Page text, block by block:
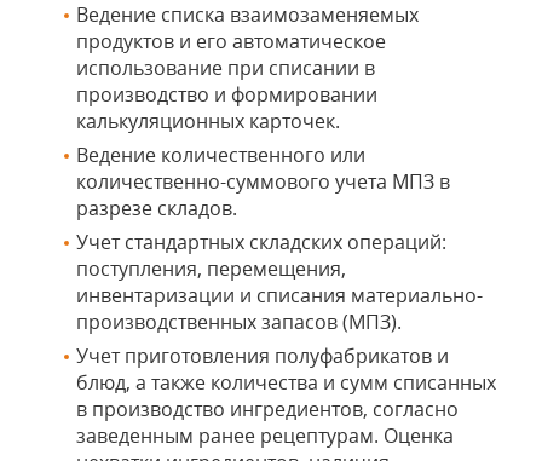
Ведение списка взаимозаменяемых
продуктов и его автоматическое
использование при списании в
производство и формировании
калькуляционных карточек.
Ведение количественного или
количественно-суммового учета МПЗ в
разрезе складов.
Учет стандартных складских операций:
поступления, перемещения,
инвентаризации и списания материально-
производственных запасов (МПЗ).
Учет приготовления полуфабрикатов и
блюд, а также количества и сумм списанных
в производство ингредиентов, согласно
заведенным ранее рецептурам. Оценка